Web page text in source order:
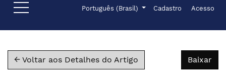
Ir para o menu de navegação principal
Ir para o conteúdo principal
Ir para o rodapé Idioma
Português (Brasil)
Menu de Cadastro Acesso
← Voltar aos Detalhes do Artigo Baixar